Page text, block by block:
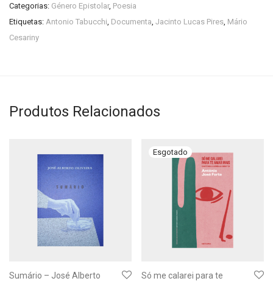
Categorias: Género Epistolar, Poesia
Etiquetas: Antonio Tabucchi, Documenta, Jacinto Lucas Pires, Mário
Cesariny
Produtos Relacionados
Sumário – José Alberto
Só me calarei para te